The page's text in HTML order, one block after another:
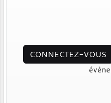
CONNECTEZ-VOUS